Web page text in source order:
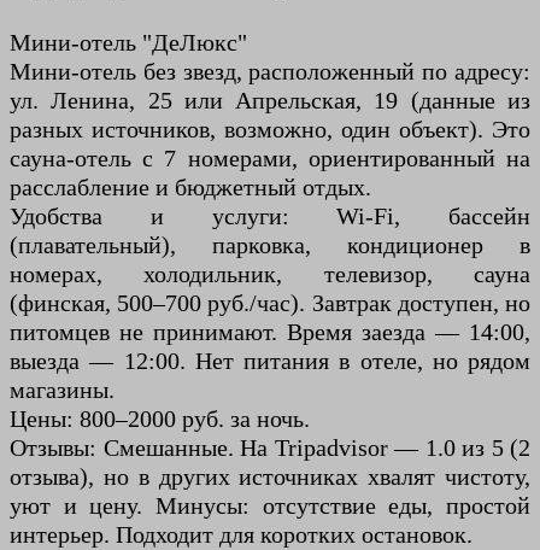
Мини-отель "ДеЛюкс"
Мини-отель без звезд, расположенный по адресу:
ул. Ленина, 25 или Апрельская, 19 (данные из
разных источников, возможно, один объект). Это
сауна-отель с 7 номерами, ориентированный на
расслабление и бюджетный отдых.
Удобства и услуги: Wi-Fi, бассейн
(плавательный), парковка, кондиционер в
номерах, холодильник, телевизор, сауна
(финская, 500–700 руб./час). Завтрак доступен, но
питомцев не принимают. Время заезда — 14:00,
выезда — 12:00. Нет питания в отеле, но рядом
магазины.
Цены: 800–2000 руб. за ночь.
Отзывы: Смешанные. На Tripadvisor — 1.0 из 5 (2
отзыва), но в других источниках хвалят чистоту,
уют и цену. Минусы: отсутствие еды, простой
интерьер. Подходит для коротких остановок.